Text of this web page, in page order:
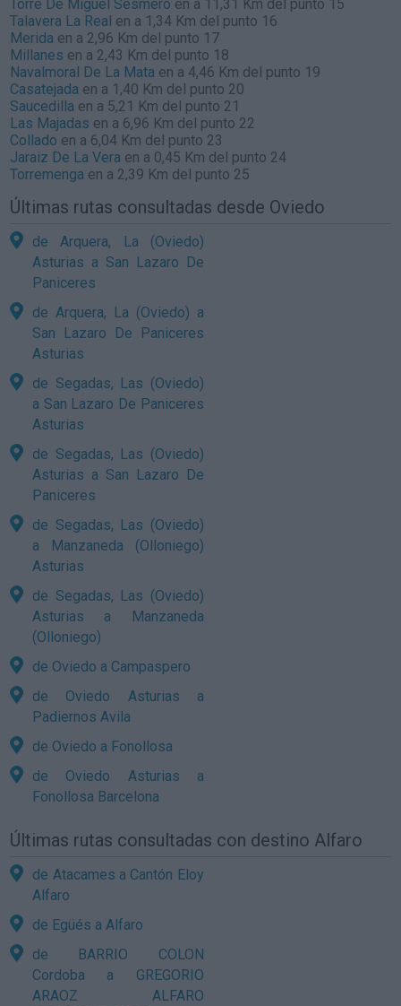
Torre De Miguel Sesmero en a 11,31 Km del punto 15
Talavera La Real en a 1,34 Km del punto 16
Merida en a 2,96 Km del punto 17
Millanes en a 2,43 Km del punto 18
Navalmoral De La Mata en a 4,46 Km del punto 19
Casatejada en a 1,40 Km del punto 20
Saucedilla en a 5,21 Km del punto 21
Las Majadas en a 6,96 Km del punto 22
Collado en a 6,04 Km del punto 23
Jaraiz De La Vera en a 0,45 Km del punto 24
Torremenga en a 2,39 Km del punto 25
Últimas rutas consultadas desde Oviedo
de Arquera, La (Oviedo)
Asturias a San Lazaro De
Paniceres
de Arquera, La (Oviedo) a
San Lazaro De Paniceres
Asturias
de Segadas, Las (Oviedo)
a San Lazaro De Paniceres
Asturias
de Segadas, Las (Oviedo)
Asturias a San Lazaro De
Paniceres
de Segadas, Las (Oviedo)
a Manzaneda (Olloniego)
Asturias
de Segadas, Las (Oviedo)
Asturias a Manzaneda
(Olloniego)
de Oviedo a Campaspero
de Oviedo Asturias a
Padiernos Avila
de Oviedo a Fonollosa
de Oviedo Asturias a
Fonollosa Barcelona
Últimas rutas consultadas con destino Alfaro
de Atacames a Cantón Eloy
Alfaro
de Egüés a Alfaro
de BARRIO COLON
Cordoba a GREGORIO
ARAOZ ALFARO